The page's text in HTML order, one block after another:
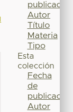
publicación
Autor
Título
Materia
Tipo
Esta
colección
Fecha
de
publicación
Autor